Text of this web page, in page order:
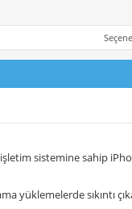
sistemine sahip
yüklemelerde sıkıntı